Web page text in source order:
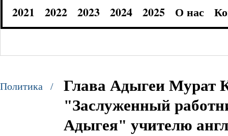
2021
2022 2023 2024 2025 О нас
Политика /
Глава Адыгеи Мурат
"Заслуженный
Адыгея" учителю